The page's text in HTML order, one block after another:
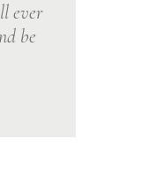
ever
be